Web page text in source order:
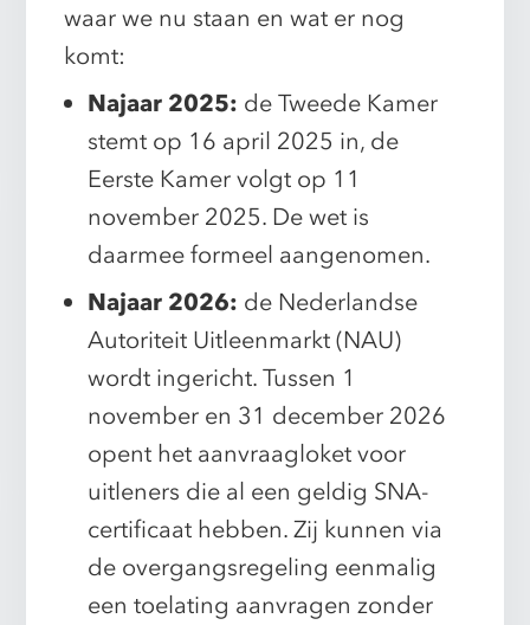
waar we nu staan en wat er nog
komt:
Najaar 2025: de Tweede Kamer
stemt op 16 april 2025 in, de
Eerste Kamer volgt op 11
november 2025. De wet is
daarmee formeel aangenomen.
Najaar 2026: de Nederlandse
Autoriteit Uitleenmarkt (NAU)
wordt ingericht. Tussen 1
november en 31 december 2026
opent het aanvraagloket voor
uitleners die al een geldig SNA-
certificaat hebben. Zij kunnen via
de overgangsregeling eenmalig
een toelating aanvragen zonder